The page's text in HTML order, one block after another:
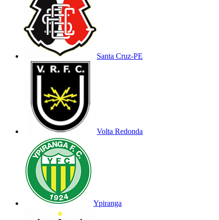
Santa Cruz-PE
Volta Redonda
Ypiranga